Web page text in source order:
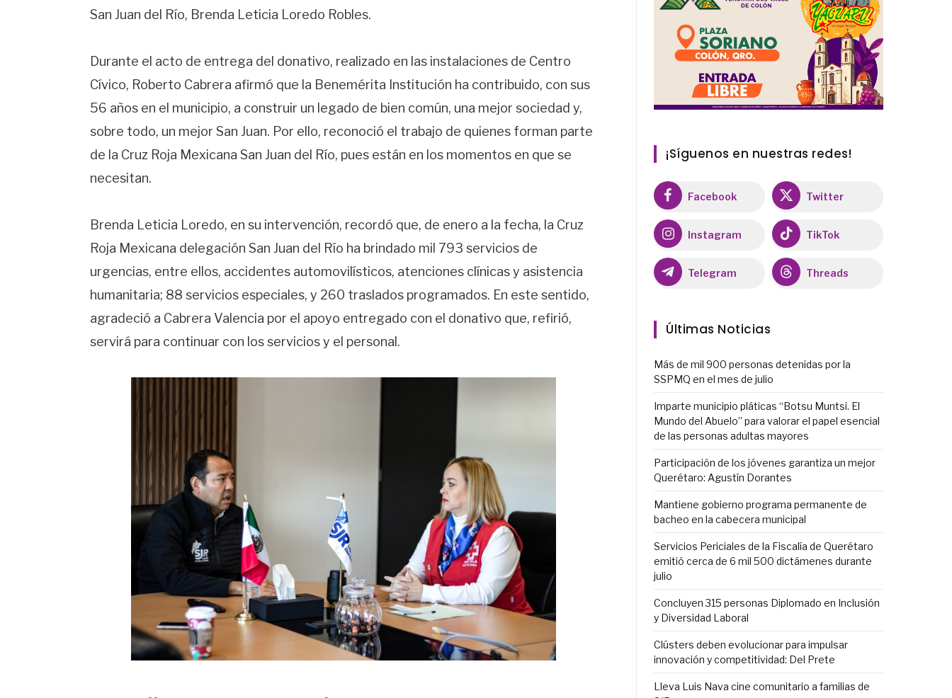
San Juan del Río, Brenda Leticia Loredo Robles.
Durante el acto de entrega del donativo, realizado en las instalaciones de Centro
Cívico, Roberto Cabrera afirmó que la Benemérita Institución ha contribuido, con sus
56 años en el municipio, a construir un legado de bien común, una mejor sociedad y,
sobre todo, un mejor San Juan. Por ello, reconoció el trabajo de quienes forman parte
de la Cruz Roja Mexicana San Juan del Río, pues están en los momentos en que se
necesitan.
Brenda Leticia Loredo, en su intervención, recordó que, de enero a la fecha, la Cruz
Roja Mexicana delegación San Juan del Río ha brindado mil 793 servicios de
urgencias, entre ellos, accidentes automovilísticos, atenciones clínicas y asistencia
humanitaria; 88 servicios especiales, y 260 traslados programados. En este sentido,
agradeció a Cabrera Valencia por el apoyo entregado con el donativo que, refirió,
servirá para continuar con los servicios y el personal.
¡Síguenos en nuestras redes!
Facebook Twitter
Instagram TikTok
Telegram Threads
Últimas Noticias
Más de mil 900 personas detenidas por la
SSPMQ en el mes de julio
Imparte municipio pláticas “Botsu Muntsi. El
Mundo del Abuelo” para valorar el papel esencial
de las personas adultas mayores
Participación de los jóvenes garantiza un mejor
Querétaro: Agustín Dorantes
Mantiene gobierno programa permanente de
bacheo en la cabecera municipal
Servicios Periciales de la Fiscalía de Querétaro
emitió cerca de 6 mil 500 dictámenes durante
julio
Concluyen 315 personas Diplomado en Inclusión
y Diversidad Laboral
Clústers deben evolucionar para impulsar
innovación y competitividad: Del Prete
Lleva Luis Nava cine comunitario a familias de